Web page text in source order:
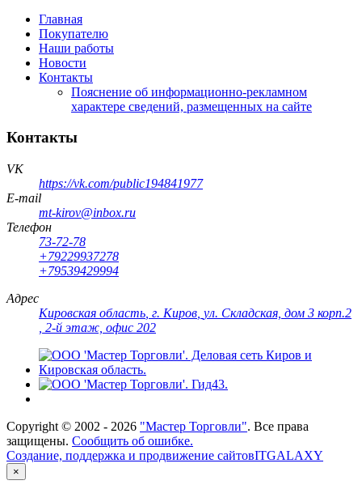
Главная
Покупателю
Наши работы
Новости
Контакты
Пояснение об информационно-рекламном
характере сведений, размещенных на сайте
Контакты
VK
https://vk.com/public194841977
E-mail
mt-kirov@inbox.ru
Телефон
73-72-78
+79229937278
+79539429994
Адрес
Кировская область г. Киров ул. Складская, дом 3 корп.2
, 2-й этаж, офис 202
Copyright © 2002 - 2026 "Мастер Торговли". Все права
защищены. Сообщить об ошибке.
Создание, поддержка и продвижение сайтовITGALAXY
×